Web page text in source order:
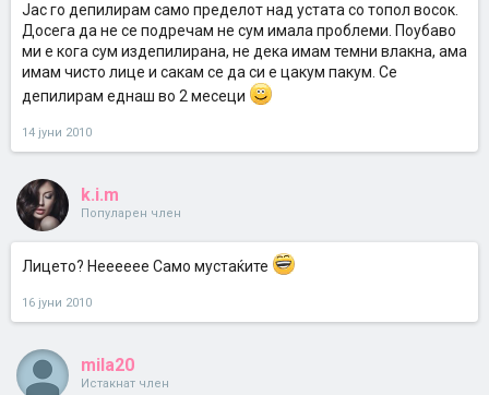
Јас го депилирам само пределот над устата со топол восок.
Досега да не се подречам не сум имала проблеми. Поубаво
ми е кога сум издепилирана, не дека имам темни влакна, ама
имам чисто лице и сакам се да си е цакум пакум. Се
депилирам еднаш во 2 месеци
14 јуни 2010
k.i.m
Популарен член
Лицето? Нееееее Само мустаќите
16 јуни 2010
mila20
Истакнат член